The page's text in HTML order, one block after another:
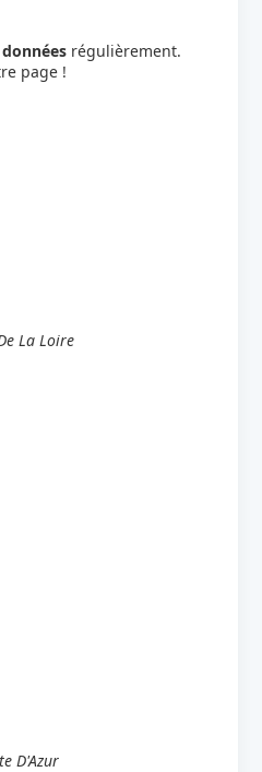
régulièrement.
page !
La Loire
D'Azur